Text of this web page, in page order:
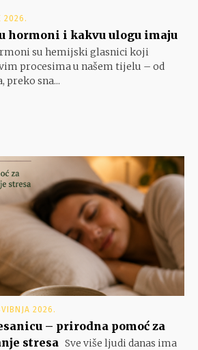
2026.
hormoni i kakvu ulogu imaju
su hemijski glasnici koji
procesima u našem tijelu – od
preko sna...
2026.
– prirodna pomoć za
stresa Sve više ljudi danas ima